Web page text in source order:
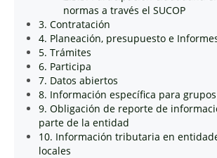
normas a través el SUCOP
3. Contratación
4. Planeación, presupuesto e
5. Trámites
6. Participa
7. Datos abiertos
8. Información específica para
9. Obligación de reporte de
parte de la entidad
10. Información tributaria en
locales